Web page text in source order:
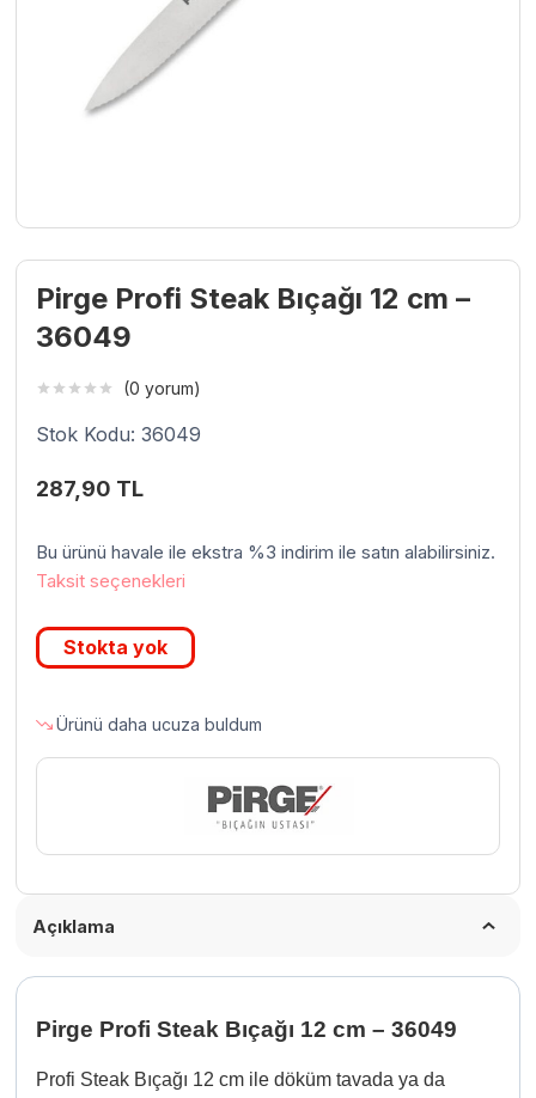
Pirge Profi Steak Bıçağı 12 cm –
36049
(0 yorum)
Stok Kodu: 36049
287,90 TL
Bu ürünü havale ile ekstra %3 indirim ile satın alabilirsiniz.
Taksit seçenekleri
Stokta yok
Ürünü daha ucuza buldum
Açıklama
Pirge Profi Steak Bıçağı 12 cm – 36049
Profi Steak Bıçağı 12 cm ile döküm tavada ya da